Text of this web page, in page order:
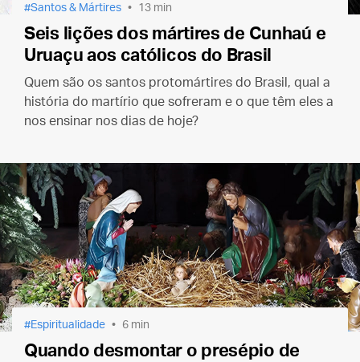
Santos & Mártires 13 min
Seis lições dos mártires de Cunhaú e
Uruaçu aos católicos do Brasil
Quem são os santos protomártires do Brasil, qual a
história do martírio que sofreram e o que têm eles a
nos ensinar nos dias de hoje?
Espiritualidade 6 min
Quando desmontar o presépio de